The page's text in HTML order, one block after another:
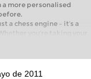
more personalised
a chess engine – it’s a
you’re taking your
of club chess, or already
level: with FRITZ, you can
intelligently and with a
than ever before.
de 2011